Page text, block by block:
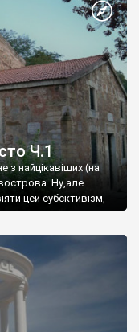
Ч.1
з найцікавіших (на
.Ну,але
цей субєктивізм,